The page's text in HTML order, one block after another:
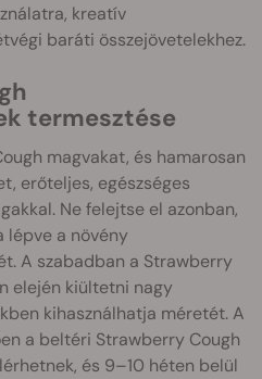
kreatív
baráti összejövetelekhez.
termesztése
magvakat, és hamarosan
erőteljes, egészséges
Ne felejtse el azonban,
lépve a növény
A szabadban a Strawberry
elején kiültetni nagy
kihasználhatja méretét. A
a beltéri Strawberry Cough
és 9–10 héten belül